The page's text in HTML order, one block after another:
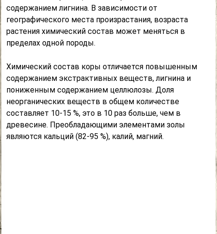
содержанием лигнина. В зависимости от
географического места произрастания, возраста
растения химический состав может меняться в
пределах одной породы.
Химический состав коры отличается повышенным
содержанием экстрактивных веществ, лигнина и
пониженным содержанием целлюлозы. Доля
неорганических веществ в общем количестве
составляет 10-15 %, это в 10 раз больше, чем в
древесине. Преобладающими элементами золы
являются кальций (82-95 %), калий, магний.